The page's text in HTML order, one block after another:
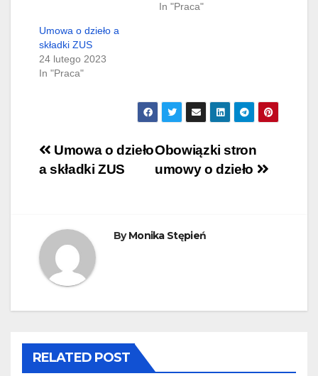
In "Praca"
Umowa o dzieło a
składki ZUS
24 lutego 2023
In "Praca"
Nawigacja Obowiązki stron
umowy o dzieło
Umowa o dzieło
a składki ZUS
ByMonika Stępień
RELATED POST